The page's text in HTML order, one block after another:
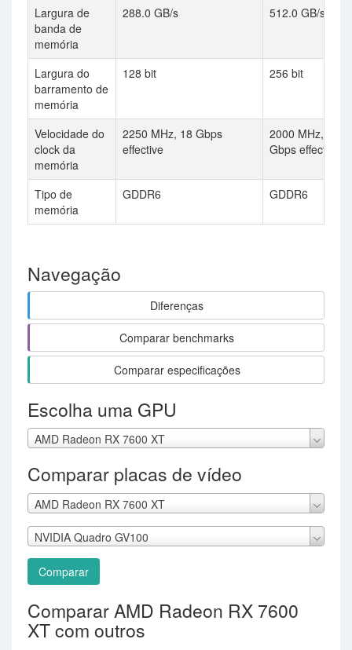
Largura de
banda de
memória
288.0 GB/s 512.0 GB/s
Largura do
barramento de
memória
128 bit 256 bit
Velocidade do
clock da
memória
2250 MHz, 18 Gbps
effective
2000 MHz, 16
Gbps effective
Tipo de
memória
GDDR6 GDDR6
Navegação
Diferenças
Comparar benchmarks
Comparar especificações
Escolha uma GPU
AMD Radeon RX 7600 XT
Comparar placas de vídeo
AMD Radeon RX 7600 XT
NVIDIA Quadro GV100
Comparar
Comparar AMD Radeon RX 7600
XT com outros